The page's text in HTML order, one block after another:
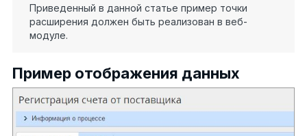
Приведенный в данной статье пример точки
расширения должен быть реализован в веб-
модуле.
Пример отображения данных